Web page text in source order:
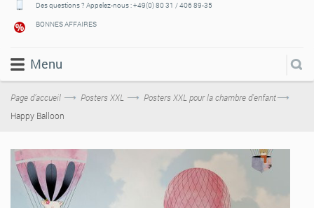
Des questions ? Appelez-nous :+49(0) 80 31 / 406 89-35
BONNES AFFAIRES
Menu
Page d’accueil Posters XXL
Posters XXL pour la chambre d'enfant
Happy Balloon